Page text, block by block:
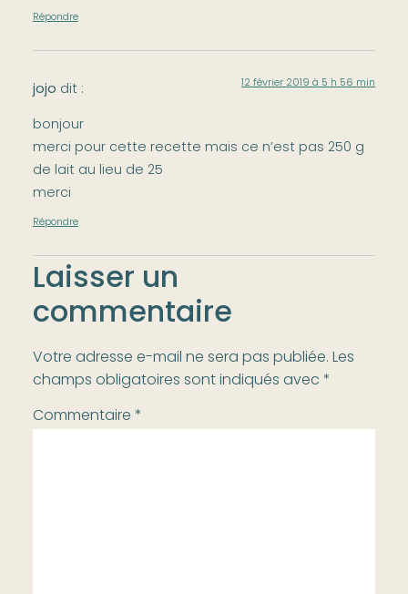
Répondre
jojo dit : 12 février 2019 à 5 h 56 min
bonjour
merci pour cette recette mais ce n’est pas 250 g
de lait au lieu de 25
merci
Répondre
Laisser un
commentaire
Votre adresse e-mail ne sera pas publiée.Les
champs obligatoires sont indiqués avec*
Commentaire*